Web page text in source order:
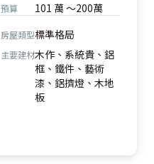
預算 101 萬 ～200萬
房屋類型標準格局
主要建材木作、系統貴、鋁
框、鐵件、藝術
漆、鋁擠燈、木地
板